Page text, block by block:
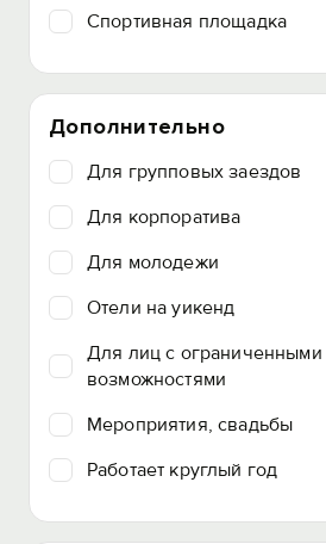
Спортивная площадка
Дополнительно
Для групповых заездов
Для корпоратива
Для молодежи
Отели на уикенд
Для лиц с ограниченными
возможностями
Мероприятия, свадьбы
Работает круглый год